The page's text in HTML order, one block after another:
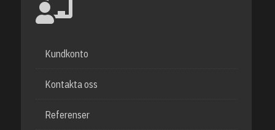
Kundkonto
Kontakta oss
Referenser